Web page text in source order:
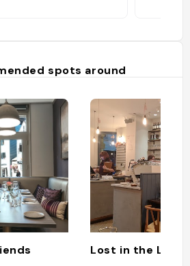
spots around
Lost in the Lanes